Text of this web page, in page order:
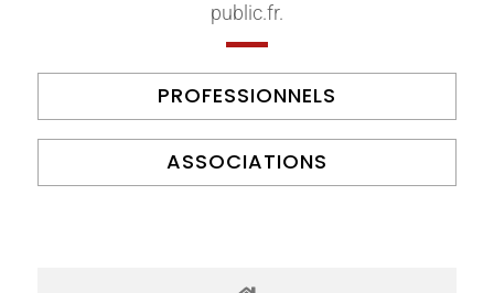
public.fr.
PROFESSIONNELS
ASSOCIATIONS